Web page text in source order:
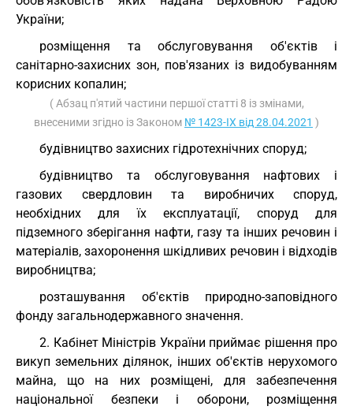
України;
розміщення та обслуговування об'єктів і
санітарно-захисних зон, пов'язаних із видобуванням
корисних копалин;
( Абзац п'ятий частини першої статті 8 із змінами,
внесеними згідно із Законом № 1423-IX від 28.04.2021 )
будівництво захисних гідротехнічних споруд;
будівництво та обслуговування нафтових і
газових свердловин та виробничих споруд,
необхідних для їх експлуатації, споруд для
підземного зберігання нафти, газу та інших речовин і
матеріалів, захоронення шкідливих речовин і відходів
виробництва;
розташування об'єктів природно-заповідного
фонду загальнодержавного значення.
2. Кабінет Міністрів України приймає рішення про
викуп земельних ділянок, інших об'єктів нерухомого
майна, що на них розміщені, для забезпечення
національної безпеки і оборони, розміщення